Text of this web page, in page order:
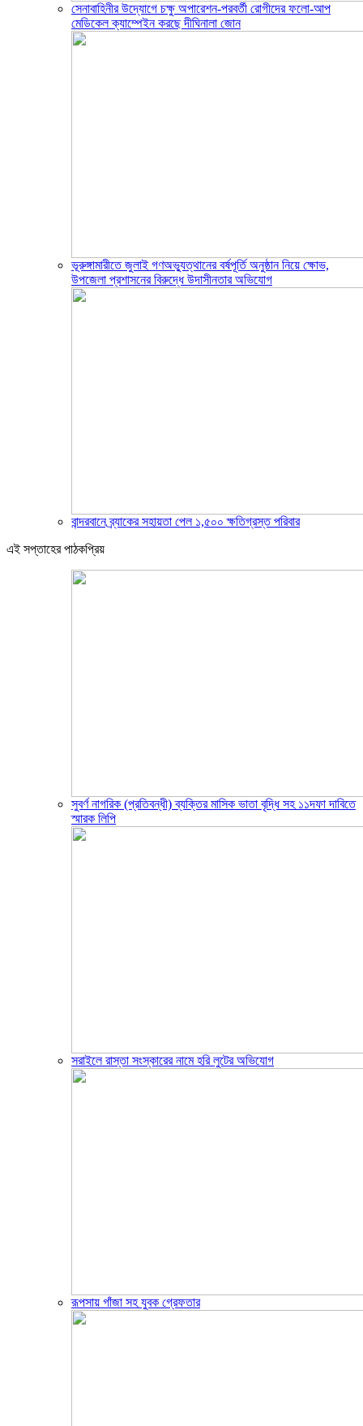
সেনাবাহিনীর উদ্যোগে চক্ষু অপারেশন-পরবর্তী রোগীদের ফলো-আপ
মেডিকেল ক্যাম্পেইন করছে দীঘিনালা জোন
ভূরুঙ্গামারীতে জুলাই গণঅভ্যুত্থানের বর্ষপূর্তি অনুষ্ঠান নিয়ে ক্ষোভ,
উপজেলা প্রশাসনের বিরুদ্ধে উদাসীনতার অভিযোগ
বান্দরবানে ব্র্যাকের সহায়তা পেল ১,৫০০ ক্ষতিগ্রস্ত পরিবার
এই সপ্তাহের পাঠকপ্রিয়
সুবর্ণ নাগরিক (প্রতিবন্ধী) ব্যক্তির মাসিক ভাতা বৃদ্ধি সহ ১১দফা দাবিতে
স্মারক লিপি
সরাইলে রাস্তা সংস্কারের নামে হরি লুটের অভিযোগ
রূপসায় গাঁজা সহ যুবক গ্রেফতার